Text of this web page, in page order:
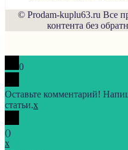
© Prodam-kuplu63.ru Все
контента без
0
Оставьте комментарий!
статьи.x
()
x